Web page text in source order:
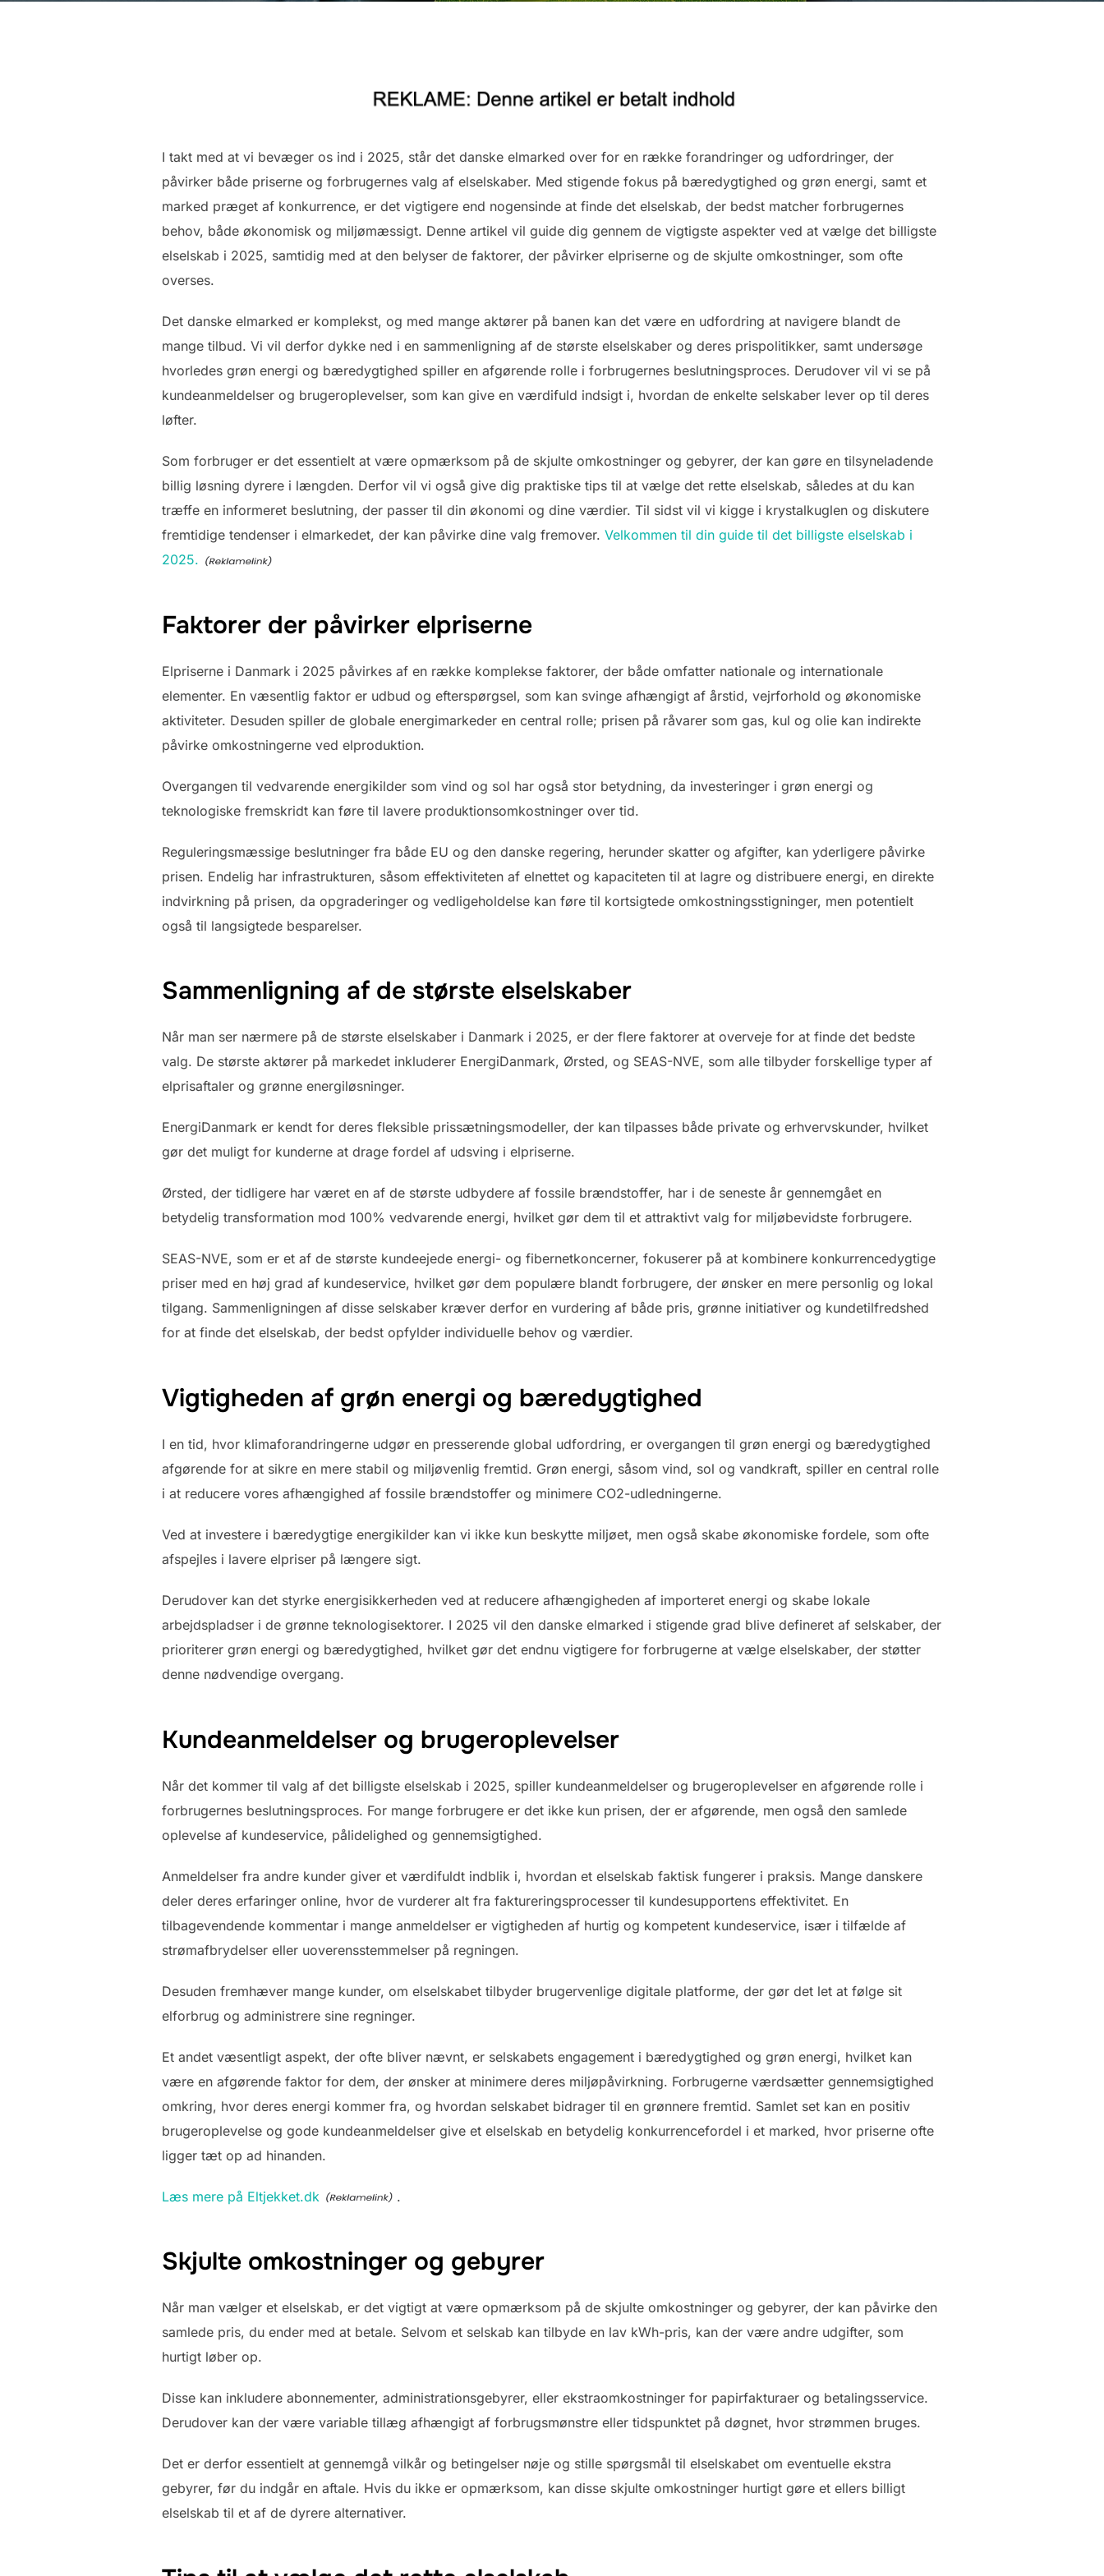
I takt med at vi bevæger os ind i 2025, står det danske elmarked over for en række forandringer og udfordringer, der
påvirker både priserne og forbrugernes valg af elselskaber. Med stigende fokus på bæredygtighed og grøn energi, samt et
marked præget af konkurrence, er det vigtigere end nogensinde at finde det elselskab, der bedst matcher forbrugernes
behov, både økonomisk og miljømæssigt. Denne artikel vil guide dig gennem de vigtigste aspekter ved at vælge det billigste
elselskab i 2025, samtidig med at den belyser de faktorer, der påvirker elpriserne og de skjulte omkostninger, som ofte
overses.
Det danske elmarked er komplekst, og med mange aktører på banen kan det være en udfordring at navigere blandt de
mange tilbud. Vi vil derfor dykke ned i en sammenligning af de største elselskaber og deres prispolitikker, samt undersøge
hvorledes grøn energi og bæredygtighed spiller en afgørende rolle i forbrugernes beslutningsproces. Derudover vil vi se på
kundeanmeldelser og brugeroplevelser, som kan give en værdifuld indsigt i, hvordan de enkelte selskaber lever op til deres
løfter.
Som forbruger er det essentielt at være opmærksom på de skjulte omkostninger og gebyrer, der kan gøre en tilsyneladende
billig løsning dyrere i længden. Derfor vil vi også give dig praktiske tips til at vælge det rette elselskab, således at du kan
træffe en informeret beslutning, der passer til din økonomi og dine værdier. Til sidst vil vi kigge i krystalkuglen og diskutere
fremtidige tendenser i elmarkedet, der kan påvirke dine valg fremover. Velkommen til din guide til det billigste elselskab i
2025.
Faktorer der påvirker elpriserne
Elpriserne i Danmark i 2025 påvirkes af en række komplekse faktorer, der både omfatter nationale og internationale
elementer. En væsentlig faktor er udbud og efterspørgsel, som kan svinge afhængigt af årstid, vejrforhold og økonomiske
aktiviteter. Desuden spiller de globale energimarkeder en central rolle; prisen på råvarer som gas, kul og olie kan indirekte
påvirke omkostningerne ved elproduktion.
Overgangen til vedvarende energikilder som vind og sol har også stor betydning, da investeringer i grøn energi og
teknologiske fremskridt kan føre til lavere produktionsomkostninger over tid.
Reguleringsmæssige beslutninger fra både EU og den danske regering, herunder skatter og afgifter, kan yderligere påvirke
prisen. Endelig har infrastrukturen, såsom effektiviteten af elnettet og kapaciteten til at lagre og distribuere energi, en direkte
indvirkning på prisen, da opgraderinger og vedligeholdelse kan føre til kortsigtede omkostningsstigninger, men potentielt
også til langsigtede besparelser.
Sammenligning af de største elselskaber
Når man ser nærmere på de største elselskaber i Danmark i 2025, er der flere faktorer at overveje for at finde det bedste
valg. De største aktører på markedet inkluderer EnergiDanmark, Ørsted, og SEAS-NVE, som alle tilbyder forskellige typer af
elprisaftaler og grønne energiløsninger.
EnergiDanmark er kendt for deres fleksible prissætningsmodeller, der kan tilpasses både private og erhvervskunder, hvilket
gør det muligt for kunderne at drage fordel af udsving i elpriserne.
Ørsted, der tidligere har været en af de største udbydere af fossile brændstoffer, har i de seneste år gennemgået en
betydelig transformation mod 100% vedvarende energi, hvilket gør dem til et attraktivt valg for miljøbevidste forbrugere.
SEAS-NVE, som er et af de største kundeejede energi- og fibernetkoncerner, fokuserer på at kombinere konkurrencedygtige
priser med en høj grad af kundeservice, hvilket gør dem populære blandt forbrugere, der ønsker en mere personlig og lokal
tilgang. Sammenligningen af disse selskaber kræver derfor en vurdering af både pris, grønne initiativer og kundetilfredshed
for at finde det elselskab, der bedst opfylder individuelle behov og værdier.
Vigtigheden af grøn energi og bæredygtighed
I en tid, hvor klimaforandringerne udgør en presserende global udfordring, er overgangen til grøn energi og bæredygtighed
afgørende for at sikre en mere stabil og miljøvenlig fremtid. Grøn energi, såsom vind, sol og vandkraft, spiller en central rolle
i at reducere vores afhængighed af fossile brændstoffer og minimere CO2-udledningerne.
Ved at investere i bæredygtige energikilder kan vi ikke kun beskytte miljøet, men også skabe økonomiske fordele, som ofte
afspejles i lavere elpriser på længere sigt.
Derudover kan det styrke energisikkerheden ved at reducere afhængigheden af importeret energi og skabe lokale
arbejdspladser i de grønne teknologisektorer. I 2025 vil den danske elmarked i stigende grad blive defineret af selskaber, der
prioriterer grøn energi og bæredygtighed, hvilket gør det endnu vigtigere for forbrugerne at vælge elselskaber, der støtter
denne nødvendige overgang.
Kundeanmeldelser og brugeroplevelser
Når det kommer til valg af det billigste elselskab i 2025, spiller kundeanmeldelser og brugeroplevelser en afgørende rolle i
forbrugernes beslutningsproces. For mange forbrugere er det ikke kun prisen, der er afgørende, men også den samlede
oplevelse af kundeservice, pålidelighed og gennemsigtighed.
Anmeldelser fra andre kunder giver et værdifuldt indblik i, hvordan et elselskab faktisk fungerer i praksis. Mange danskere
deler deres erfaringer online, hvor de vurderer alt fra faktureringsprocesser til kundesupportens effektivitet. En
tilbagevendende kommentar i mange anmeldelser er vigtigheden af hurtig og kompetent kundeservice, især i tilfælde af
strømafbrydelser eller uoverensstemmelser på regningen.
Desuden fremhæver mange kunder, om elselskabet tilbyder brugervenlige digitale platforme, der gør det let at følge sit
elforbrug og administrere sine regninger.
Et andet væsentligt aspekt, der ofte bliver nævnt, er selskabets engagement i bæredygtighed og grøn energi, hvilket kan
være en afgørende faktor for dem, der ønsker at minimere deres miljøpåvirkning. Forbrugerne værdsætter gennemsigtighed
omkring, hvor deres energi kommer fra, og hvordan selskabet bidrager til en grønnere fremtid. Samlet set kan en positiv
brugeroplevelse og gode kundeanmeldelser give et elselskab en betydelig konkurrencefordel i et marked, hvor priserne ofte
ligger tæt op ad hinanden.
Læs mere på Eltjekket.dk .
Skjulte omkostninger og gebyrer
Når man vælger et elselskab, er det vigtigt at være opmærksom på de skjulte omkostninger og gebyrer, der kan påvirke den
samlede pris, du ender med at betale. Selvom et selskab kan tilbyde en lav kWh-pris, kan der være andre udgifter, som
hurtigt løber op.
Disse kan inkludere abonnementer, administrationsgebyrer, eller ekstraomkostninger for papirfakturaer og betalingsservice.
Derudover kan der være variable tillæg afhængigt af forbrugsmønstre eller tidspunktet på døgnet, hvor strømmen bruges.
Det er derfor essentielt at gennemgå vilkår og betingelser nøje og stille spørgsmål til elselskabet om eventuelle ekstra
gebyrer, før du indgår en aftale. Hvis du ikke er opmærksom, kan disse skjulte omkostninger hurtigt gøre et ellers billigt
elselskab til et af de dyrere alternativer.